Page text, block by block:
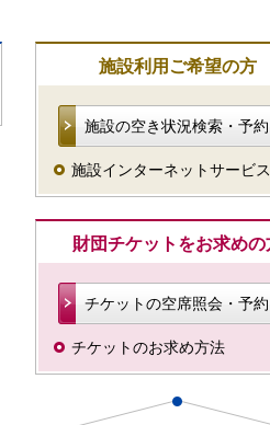
施設利用ご希望の方
施設の空き状況検索・予約
施設インターネットサービ
財団チケットをお求めの
チケットの空席照会・予約
チケットのお求め方法